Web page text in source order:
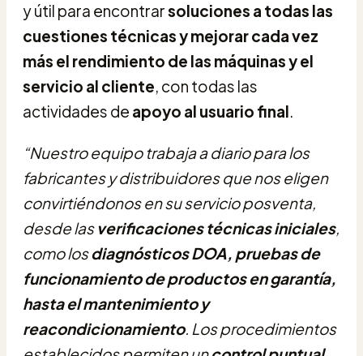
y útil para encontrarsoluciones a todas las
cuestiones técnicas y mejorar cada vez
más el rendimiento de las máquinas y el
servicio al cliente, con todas las
actividades de apoyo al usuario final.
“Nuestro equipo trabaja a diario para los
fabricantes y distribuidores que nos eligen
convirtiéndonos en su servicio posventa,
desde lasverificaciones técnicas iniciales,
como losdiagnósticos DOA, pruebas de
funcionamiento de productos en garantía,
hasta el mantenimiento y
reacondicionamiento. Los procedimientos